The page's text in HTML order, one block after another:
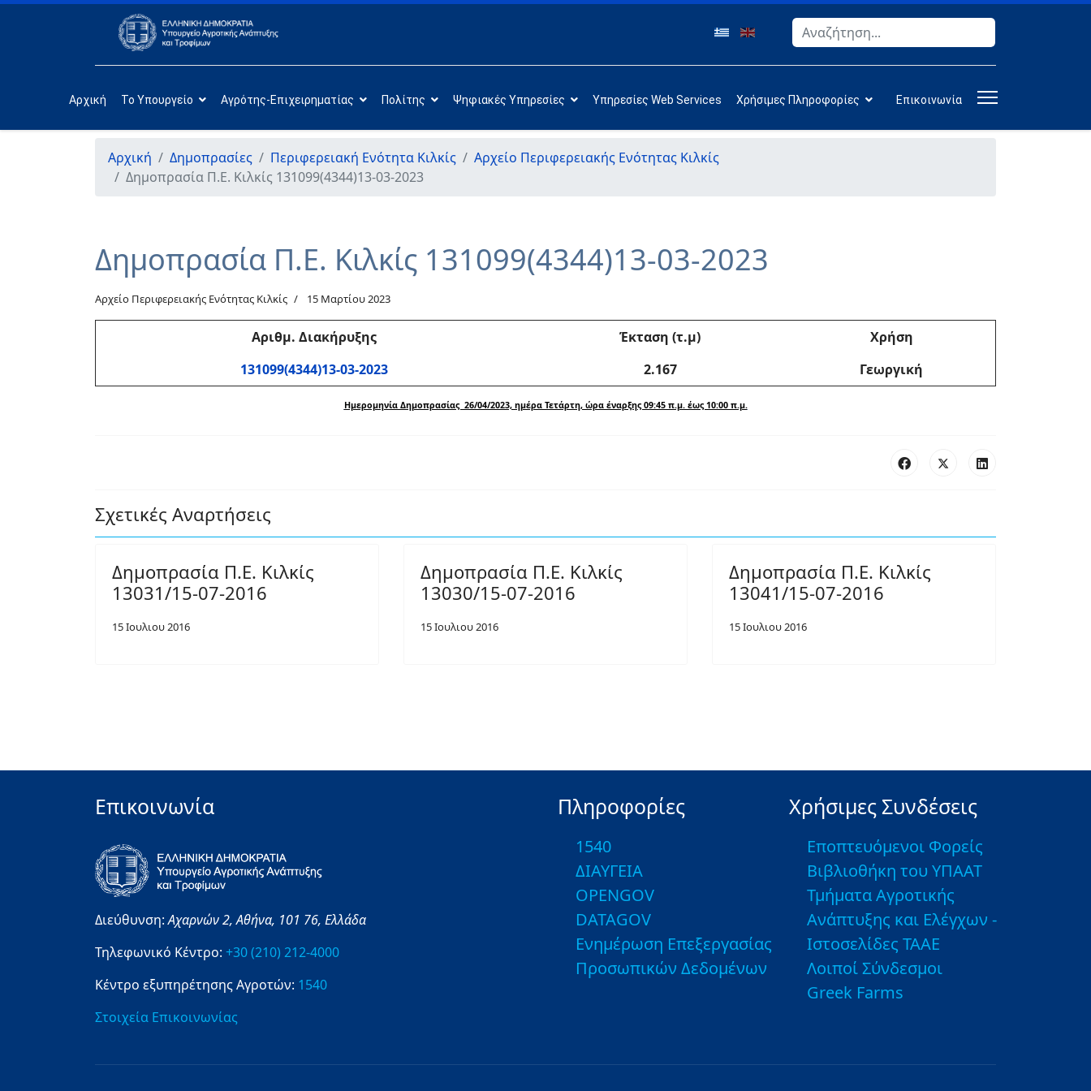
Αναζήτηση
Αρχική Το Υπουργείο Αγρότης-Επιχειρηματίας Πολίτης Ψηφιακές Υπηρεσίες Υπηρεσίες Web Services Χρήσιμες Πληροφορίες Επικοινωνία
Αρχική Δημοπρασίες Περιφερειακή Ενότητα Κιλκίς
Αρχείο Περιφερειακής Ενότητας Κιλκίς
Δημοπρασία Π.Ε. Κιλκίς 131099(4344)13-03-2023
Δημοπρασία Π.Ε. Κιλκίς 131099(4344)13-03-2023
Αρχείο Περιφερειακής Ενότητας Κιλκίς 15 Μαρτίου 2023
Αριθμ. Διακήρυξης Έκταση (τ.μ)
Χρήση
131099(4344)13-03-2023
2.167 Γεωργική
Ημερομηνία Δημοπρασίας 26/04/2023, ημέρα Τετάρτη, ώρα έναρξης 09:45 π.μ. έως 10:00 π.μ.
Σχετικές Αναρτήσεις
Δημοπρασία Π.Ε. Κιλκίς
13031/15-07-2016
15 Ιουλιου 2016
Δημοπρασία Π.Ε. Κιλκίς
13030/15-07-2016
15 Ιουλιου 2016
Δημοπρασία Π.Ε. Κιλκίς
13041/15-07-2016
15 Ιουλιου 2016
Επικοινωνία
Διεύθυνση:Αχαρνών 2,Αθήνα, 101 76, Ελλάδα
Τηλεφωνικό Κέντρο: +30 (210) 212-4000
Κέντρο εξυπηρέτησης Αγροτών: 1540
Στοιχεία Επικοινωνίας
Πληροφορίες
1540
ΔΙΑΥΓΕΙΑ
OPENGOV
DATAGOV
Ενημέρωση Επεξεργασίας
Προσωπικών Δεδομένων
Χρήσιμες Συνδέσεις
Εποπτευόμενοι Φορείς
Βιβλιοθήκη του ΥΠΑΑΤ
Τμήματα Αγροτικής
Ανάπτυξης και Ελέγχων -
Ιστοσελίδες ΤΑΑΕ
Λοιποί Σύνδεσμοι
Greek Farms